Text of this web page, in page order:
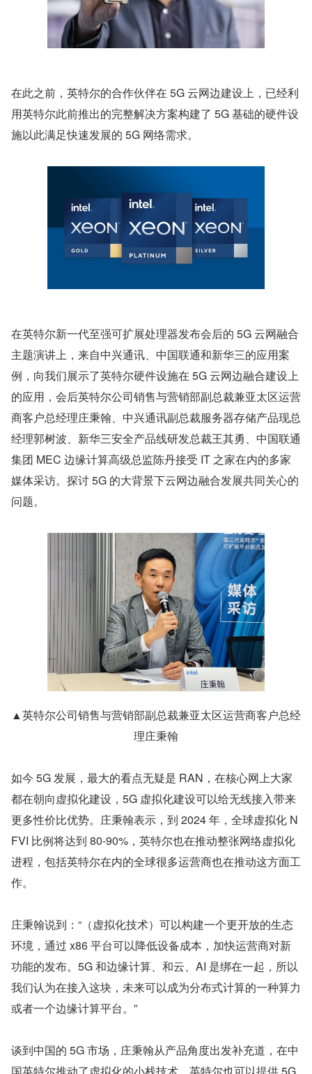
在此之前，英特尔的合作伙伴在 5G 云网边建设上，已经利
用英特尔此前推出的完整解决方案构建了 5G 基础的硬件设
施以此满足快速发展的 5G 网络需求。
在英特尔新一代至强可扩展处理器发布会后的 5G 云网融合
主题演讲上，来自中兴通讯、中国联通和新华三的应用案
例，向我们展示了英特尔硬件设施在 5G 云网边融合建设上
的应用，会后英特尔公司销售与营销部副总裁兼亚太区运营
商客户总经理庄秉翰、中兴通讯副总裁服务器存储产品现总
经理郭树波、新华三安全产品线研发总裁王其勇、中国联通
集团 MEC 边缘计算高级总监陈丹接受 IT 之家在内的多家
媒体采访。探讨 5G 的大背景下云网边融合发展共同关心的
问题。
▲英特尔公司销售与营销部副总裁兼亚太区运营商客户总经
理庄秉翰
如今 5G 发展，最大的看点无疑是 RAN，在核心网上大家
都在朝向虚拟化建设，5G 虚拟化建设可以给无线接入带来
更多性价比优势。庄秉翰表示，到 2024 年，全球虚拟化 N
FVI 比例将达到 80-90%，英特尔也在推动整张网络虚拟化
进程，包括英特尔在内的全球很多运营商也在推动这方面工
作。
庄秉翰说到：“（虚拟化技术）可以构建一个更开放的生态
环境，通过 x86 平台可以降低设备成本，加快运营商对新
功能的发布。5G 和边缘计算、和云、AI 是绑在一起，所以
我们认为在接入这块，未来可以成为分布式计算的一种算力
或者一个边缘计算平台。”
谈到中国的 5G 市场，庄秉翰从产品角度出发补充道，在中
国英特尔推动了虚拟化的小栈技术，英特尔也可以提供 5G